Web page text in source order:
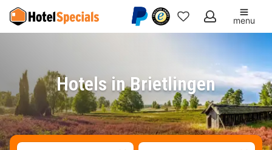
Meine
menu
Hotels in Brietlingen